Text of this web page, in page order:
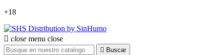
+18
 close menu close
 Buscar